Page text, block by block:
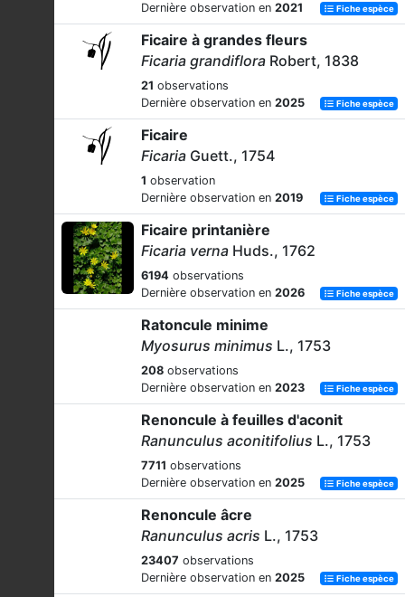
Dernière observation en 2021 Fiche espèce
Ficaire à grandes fleurs
Ficaria grandiflora Robert, 1838
21 observations
Dernière observation en 2025 Fiche espèce
Ficaire
Ficaria Guett., 1754
1 observation
Dernière observation en 2019 Fiche espèce
Ficaire printanière
Ficaria verna Huds., 1762
6194 observations
Dernière observation en 2026 Fiche espèce
Ratoncule minime
Myosurus minimus L., 1753
208 observations
Dernière observation en 2023 Fiche espèce
Renoncule à feuilles d'aconit
Ranunculus aconitifolius L., 1753
7711 observations
Dernière observation en 2025 Fiche espèce
Renoncule âcre
Ranunculus acris L., 1753
23407 observations
Dernière observation en 2025 Fiche espèce